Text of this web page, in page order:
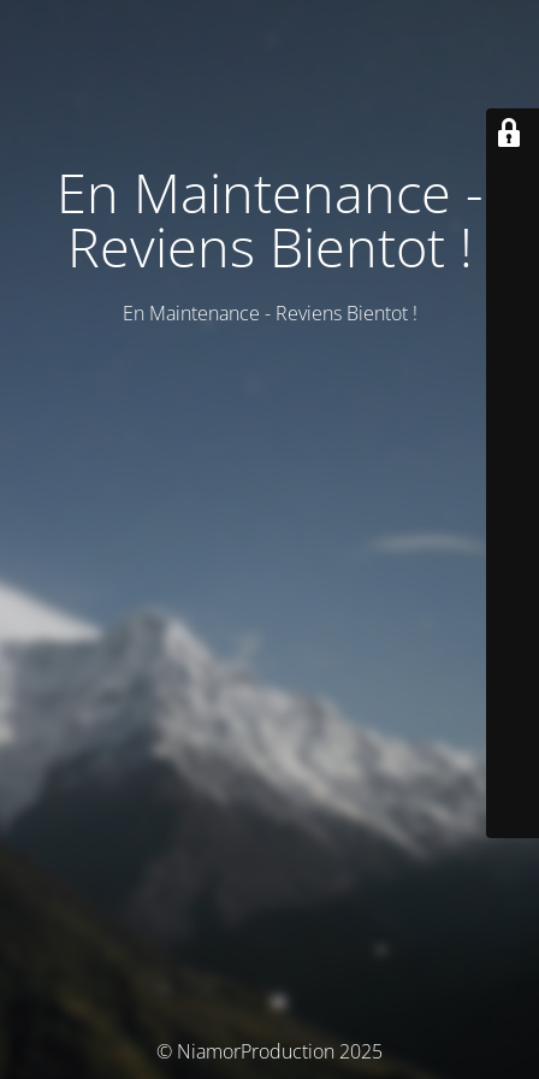
En Maintenance -
Reviens Bientot !
En Maintenance - Reviens Bientot !
© NiamorProduction 2025